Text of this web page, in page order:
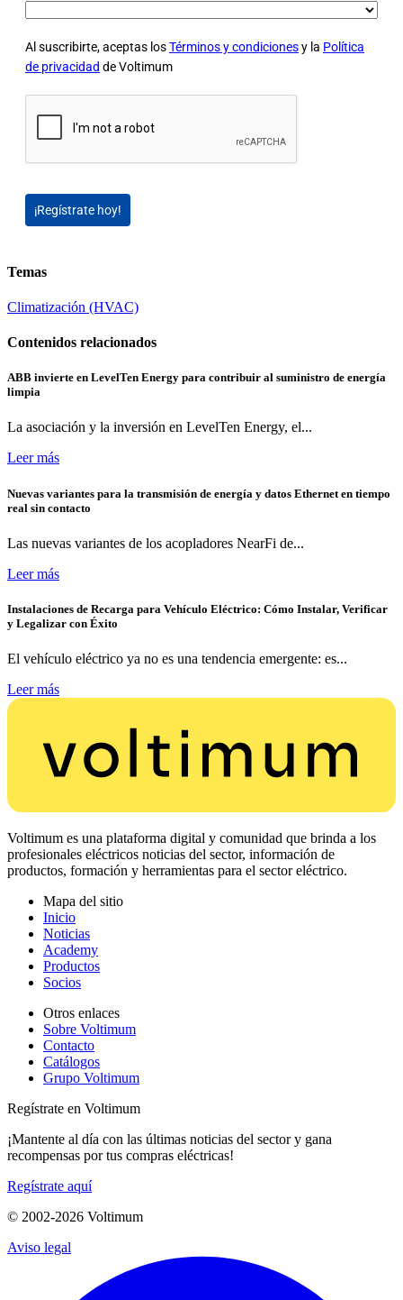
Al suscribirte, aceptas losTérminos y condicionesy la Política
de privacidad de Voltimum
¡Regístrate hoy!
Temas
Climatización (HVAC)
Contenidos relacionados
ABB invierte en LevelTen Energy para contribuir al suministro de energía
limpia
La asociación y la inversión en LevelTen Energy, el...
Leer más
Nuevas variantes para la transmisión de energía y datos Ethernet en tiempo
real sin contacto
Las nuevas variantes de los acopladores NearFi de...
Leer más
Instalaciones de Recarga para Vehículo Eléctrico: Cómo Instalar, Verificar
y Legalizar con Éxito
El vehículo eléctrico ya no es una tendencia emergente: es...
Leer más
Voltimum es una plataforma digital y comunidad que brinda a los
profesionales eléctricos noticias del sector, información de
productos, formación y herramientas para el sector eléctrico.
Mapa del sitio
Inicio
Noticias
Academy
Productos
Socios
Otros enlaces
Sobre Voltimum
Contacto
Catálogos
Grupo Voltimum
Regístrate en Voltimum
¡Mantente al día con las últimas noticias del sector y gana
recompensas por tus compras eléctricas!
Regístrate aquí
© 2002-2026 Voltimum
Aviso legal